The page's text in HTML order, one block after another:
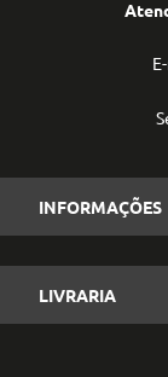
INFORMAÇÕES
LIVRARIA